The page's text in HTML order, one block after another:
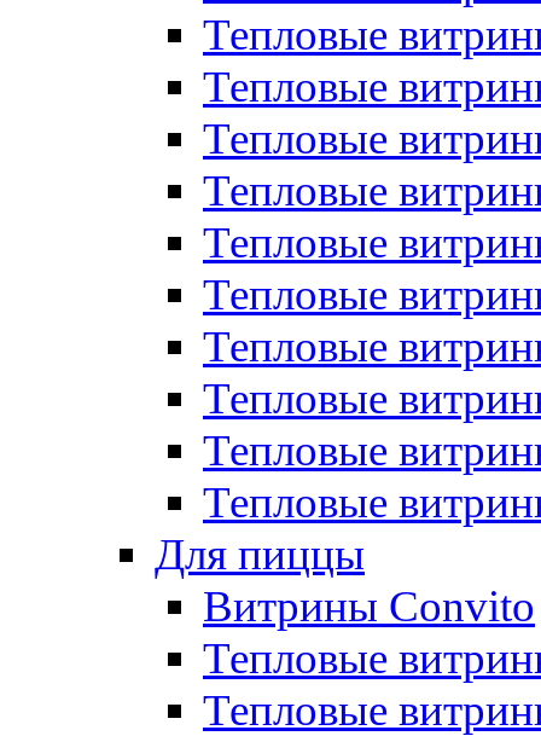
Тепловые
Тепловые
Тепловые
Тепловые
Тепловые
Тепловые
Тепловые
Тепловые
Тепловые
Тепловые
Для пиццы
Витрины Convito
Тепловые
Тепловые